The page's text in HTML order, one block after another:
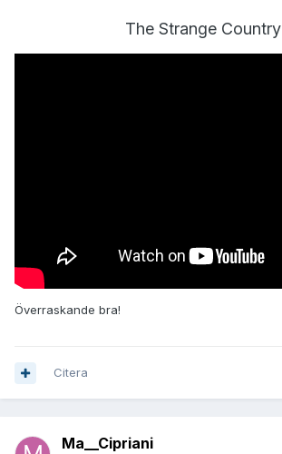
The Strange Country
Överraskande bra!
Citera
Ma__Cipriani